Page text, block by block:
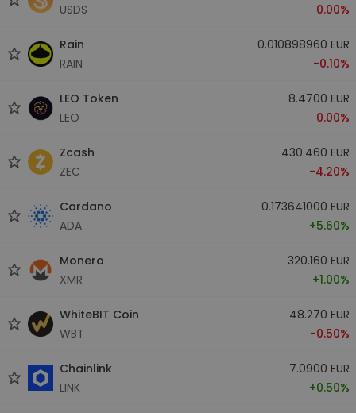
USDS
0.00%
Rain
RAIN
0.010898960 EUR
-0.10%
LEO Token
LEO
8.4700 EUR
0.00%
Zcash
ZEC
430.460 EUR
-4.20%
Cardano
ADA
0.173641000 EUR
+5.60%
Monero
XMR
320.160 EUR
+1.00%
WhiteBIT Coin
WBT
48.270 EUR
-0.50%
Chainlink
LINK
7.0900 EUR
+0.50%